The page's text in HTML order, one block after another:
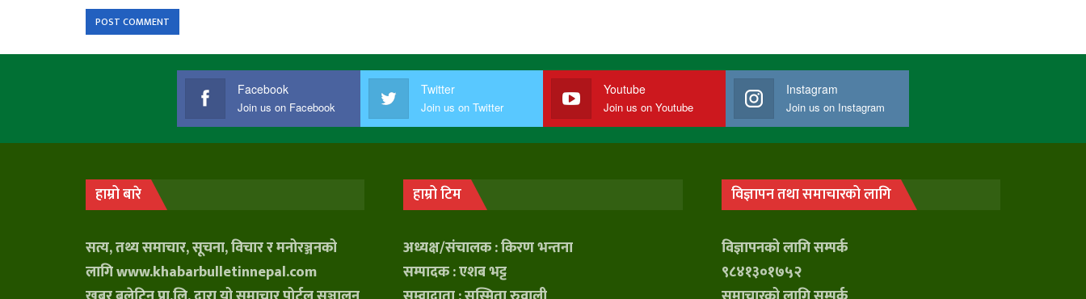
Facebook
Join us on Facebook
Twitter
Join us on Twitter
Youtube
Join us on Youtube
Instagram
Join us on Instagram
हाम्रो बारे
सत्य, तथ्य समाचार, सूचना, विचार र मनोरञ्जनको
लागि www.khabarbulletinnepal.com
हाम्रो टिम
अध्यक्ष/संचालक : किरण भन्तना
सम्पादक : एशब भट्ट
विज्ञापन तथा समाचारको लागि
विज्ञापनको लागि सम्पर्क
९८४१३०१७५२